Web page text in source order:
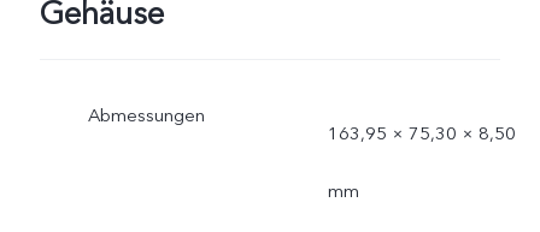
Gehäuse
Abmessungen
163,95 × 75,30 × 8,50
mm